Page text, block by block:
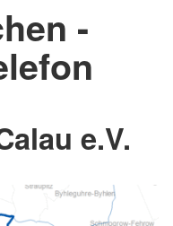
-
e.V.